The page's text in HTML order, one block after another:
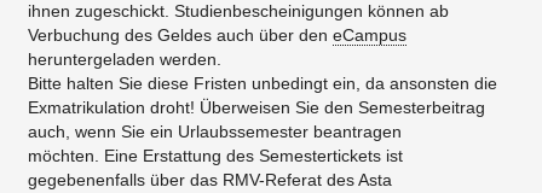
ihnen zugeschickt. Studienbescheinigungen können ab
Verbuchung des Geldes auch über den eCampus
heruntergeladen werden.​
Bitte halten Sie diese Fristen unbedingt ein, da ansonsten die
Exmatrikulation droht! Überweisen Sie den Semesterbeitrag
auch, wenn Sie ein Urlaubssemester beantragen
möchten. Eine Erstattung des Semestertickets ist
gegebenenfalls über das RMV-Referat des Asta